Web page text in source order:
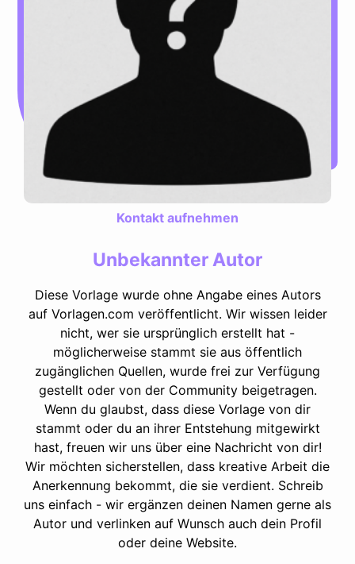
Kontakt aufnehmen
Unbekannter Autor
Diese Vorlage wurde ohne Angabe eines Autors
auf Vorlagen.com veröffentlicht. Wir wissen leider
nicht, wer sie ursprünglich erstellt hat -
möglicherweise stammt sie aus öffentlich
zugänglichen Quellen, wurde frei zur Verfügung
gestellt oder von der Community beigetragen.
Wenn du glaubst, dass diese Vorlage von dir
stammt oder du an ihrer Entstehung mitgewirkt
hast, freuen wir uns über eine Nachricht von dir!
Wir möchten sicherstellen, dass kreative Arbeit die
Anerkennung bekommt, die sie verdient. Schreib
uns einfach - wir ergänzen deinen Namen gerne als
Autor und verlinken auf Wunsch auch dein Profil
oder deine Website.